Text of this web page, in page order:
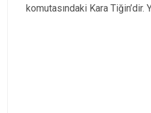
komutasındaki Kara Tiğin’dir.